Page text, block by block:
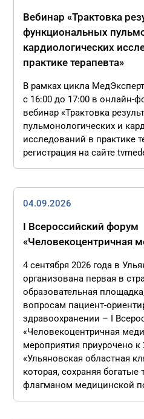
Вебинар «Трактовка
функциональных
кардиологических
практике терапевта»
В рамках цикла
с 16:00 до 17:00 в онлайн-
вебинар «Трактовка
пульмонологических и
исследований в практике
регистрация на сайте
04.09.2026
I Всероссийский форум
«Человекоцентричная
4 сентября 2026 года в
организована первая в
образовательная
вопросам пациент-
здравоохранении – I
«Человекоцентричная
мероприятия приурочено
«Ульяновская областная
которая, сохраняя богатые
флагманом медицинской